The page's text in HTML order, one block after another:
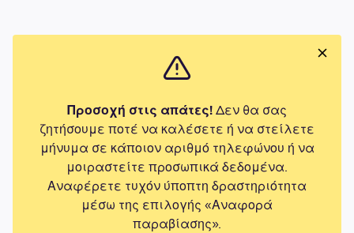
Προσοχή στις απάτες! Δεν θα σας
ζητήσουμε ποτέ να καλέσετε ή να στείλετε
μήνυμα σε κάποιον αριθμό τηλεφώνου ή να
μοιραστείτε προσωπικά δεδομένα.
Αναφέρετε τυχόν ύποπτη δραστηριότητα
μέσω της επιλογής «Αναφορά
παραβίασης».